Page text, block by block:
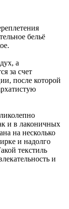
бельё
а
за счет
после которой
и в лаконичных
на несколько
и надолго
текстиль
и